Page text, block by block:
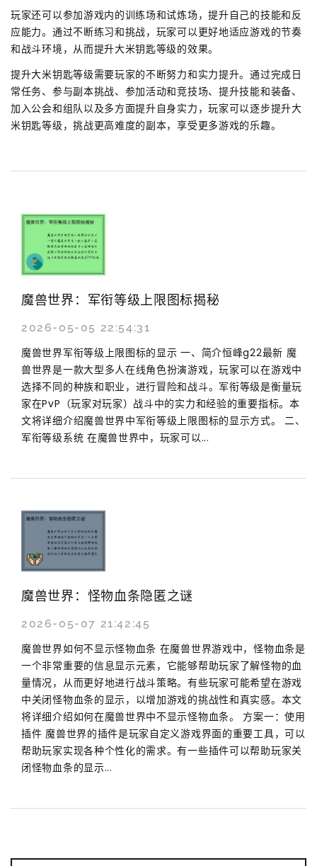
玩家还可以参加游戏内的训练场和试炼场，提升自己的技能和反
应能力。通过不断练习和挑战，玩家可以更好地适应游戏的节奏
和战斗环境，从而提升大米钥匙等级的效果。
提升大米钥匙等级需要玩家的不断努力和实力提升。通过完成日
常任务、参与副本挑战、参加活动和竞技场、提升技能和装备、
加入公会和组队以及多方面提升自身实力，玩家可以逐步提升大
米钥匙等级，挑战更高难度的副本，享受更多游戏的乐趣。
魔兽世界：军衔等级上限图标揭秘
2026-05-05 22:54:31
魔兽世界军衔等级上限图标的显示 一、简介恒峰g22最新 魔
兽世界是一款大型多人在线角色扮演游戏，玩家可以在游戏中
选择不同的种族和职业，进行冒险和战斗。军衔等级是衡量玩
家在PvP（玩家对玩家）战斗中的实力和经验的重要指标。本
文将详细介绍魔兽世界中军衔等级上限图标的显示方式。 二、
军衔等级系统 在魔兽世界中，玩家可以...
魔兽世界：怪物血条隐匿之谜
2026-05-07 21:42:45
魔兽世界如何不显示怪物血条 在魔兽世界游戏中，怪物血条是
一个非常重要的信息显示元素，它能够帮助玩家了解怪物的血
量情况，从而更好地进行战斗策略。有些玩家可能希望在游戏
中关闭怪物血条的显示，以增加游戏的挑战性和真实感。本文
将详细介绍如何在魔兽世界中不显示怪物血条。 方案一：使用
插件 魔兽世界的插件是玩家自定义游戏界面的重要工具，可以
帮助玩家实现各种个性化的需求。有一些插件可以帮助玩家关
闭怪物血条的显示...